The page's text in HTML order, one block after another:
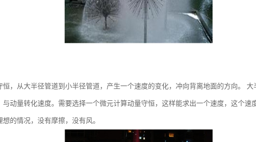
恒，从大半径管道到小半径管道，产生一个速度的变化，冲向背离地面的方向。
与动量转化速度。需要选择一个微元计算动量守恒，这样能求出一个速度，这个速
想的情况，没有摩擦，没有风。